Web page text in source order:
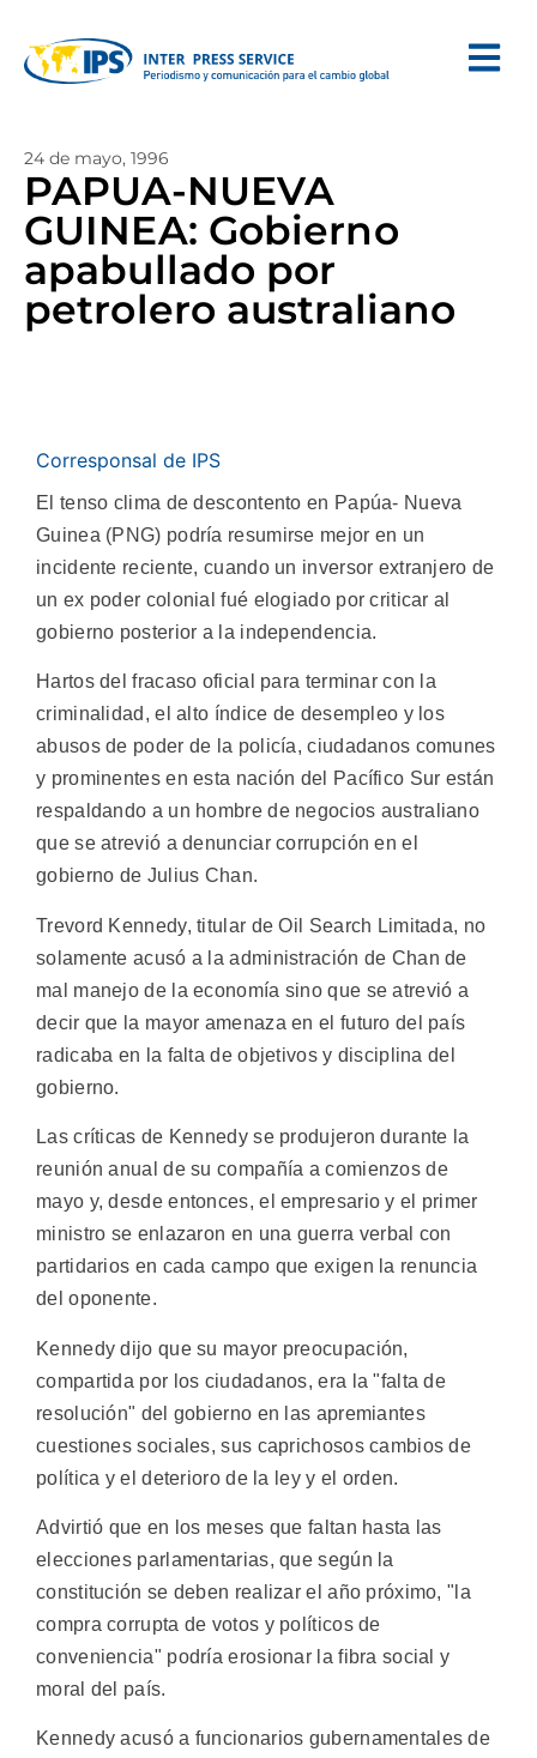
24 de mayo, 1996
PAPUA-NUEVA
GUINEA: Gobierno
apabullado por
petrolero australiano
Corresponsal de IPS
El tenso clima de descontento en Papúa- Nueva
Guinea (PNG) podría resumirse mejor en un
incidente reciente, cuando un inversor extranjero de
un ex poder colonial fué elogiado por criticar al
gobierno posterior a la independencia.
Hartos del fracaso oficial para terminar con la
criminalidad, el alto índice de desempleo y los
abusos de poder de la policía, ciudadanos comunes
y prominentes en esta nación del Pacífico Sur están
respaldando a un hombre de negocios australiano
que se atrevió a denunciar corrupción en el
gobierno de Julius Chan.
Trevord Kennedy, titular de Oil Search Limitada, no
solamente acusó a la administración de Chan de
mal manejo de la economía sino que se atrevió a
decir que la mayor amenaza en el futuro del país
radicaba en la falta de objetivos y disciplina del
gobierno.
Las críticas de Kennedy se produjeron durante la
reunión anual de su compañía a comienzos de
mayo y, desde entonces, el empresario y el primer
ministro se enlazaron en una guerra verbal con
partidarios en cada campo que exigen la renuncia
del oponente.
Kennedy dijo que su mayor preocupación,
compartida por los ciudadanos, era la "falta de
resolución" del gobierno en las apremiantes
cuestiones sociales, sus caprichosos cambios de
política y el deterioro de la ley y el orden.
Advirtió que en los meses que faltan hasta las
elecciones parlamentarias, que según la
constitución se deben realizar el año próximo, "la
compra corrupta de votos y políticos de
conveniencia" podría erosionar la fibra social y
moral del país.
Kennedy acusó a funcionarios gubernamentales de